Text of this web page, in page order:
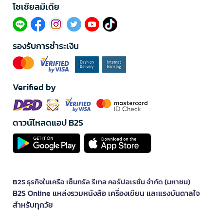
โซเซียลมีเดีย​
รองรับการชำระเงิน
Verified by
ดาวน์โหลดแอป B2S
B2S ธุรกิจในเครือ เซ็นทรัล รีเทล คอร์ปอเรชั่น จำกัด (มหาชน)
B2S Online แหล่งรวมหนังสือ เครื่องเขียน และแรงบันดาลใจ
สำหรับทุกวัย